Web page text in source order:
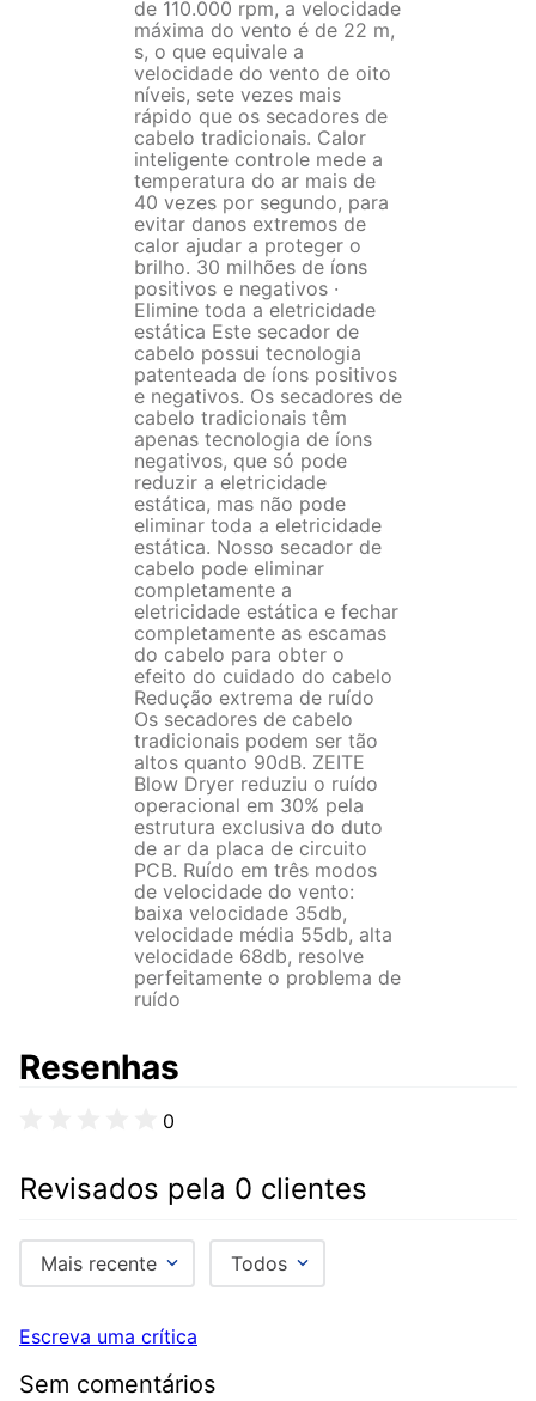
de 110.000 rpm, a velocidade
máxima do vento é de 22 m,
s, o que equivale a
velocidade do vento de oito
níveis, sete vezes mais
rápido que os secadores de
cabelo tradicionais. Calor
inteligente controle mede a
temperatura do ar mais de
40 vezes por segundo, para
evitar danos extremos de
calor ajudar a proteger o
brilho. 30 milhões de íons
positivos e negativos ·
Elimine toda a eletricidade
estática Este secador de
cabelo possui tecnologia
patenteada de íons positivos
e negativos. Os secadores de
cabelo tradicionais têm
apenas tecnologia de íons
negativos, que só pode
reduzir a eletricidade
estática, mas não pode
eliminar toda a eletricidade
estática. Nosso secador de
cabelo pode eliminar
completamente a
eletricidade estática e fechar
completamente as escamas
do cabelo para obter o
efeito do cuidado do cabelo
Redução extrema de ruído
Os secadores de cabelo
tradicionais podem ser tão
altos quanto 90dB. ZEITE
Blow Dryer reduziu o ruído
operacional em 30% pela
estrutura exclusiva do duto
de ar da placa de circuito
PCB. Ruído em três modos
de velocidade do vento:
baixa velocidade 35db,
velocidade média 55db, alta
velocidade 68db, resolve
perfeitamente o problema de
ruído
Resenhas
0
Revisados pela 0 clientes
Mais recente Todos
Escreva uma crítica
Sem comentários